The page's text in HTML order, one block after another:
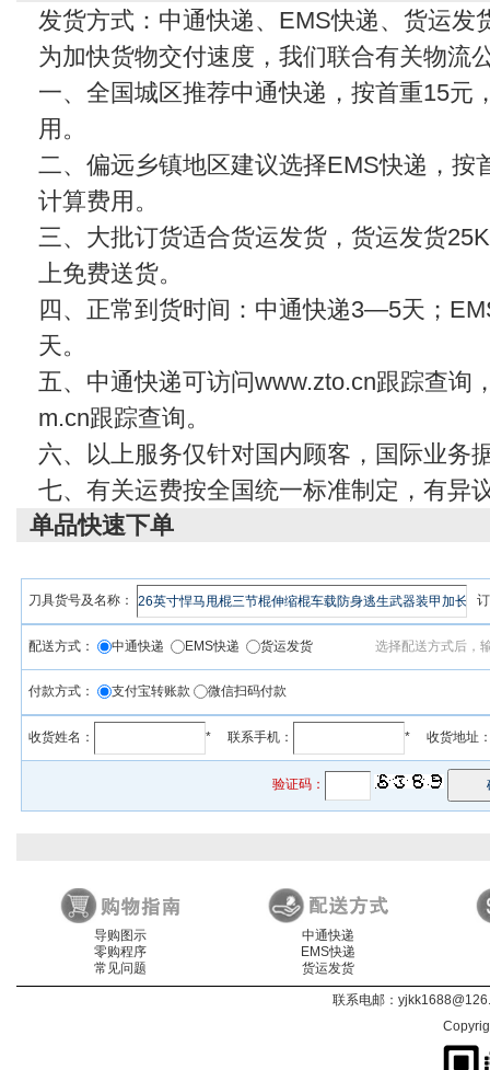
发货方式：中通快递、EMS快递、货运发
为加快货物交付速度，我们联合有关物流
一、全国城区推荐中通快递，按首重15元
用。
二、偏远乡镇地区建议选择EMS快递，按
计算费用。
三、大批订货适合货运发货，货运发货
上免费送货。
四、正常到货时间：中通快递3—5天；
天。
五、中通快递可访问www.zto.cn跟踪查询
m.cn跟踪查询。
六、以上服务仅针对国内顾客，国际业务
七、有关运费按全国统一标准制定，有异
单品快速下单
刀具货号及名称：
配送方式： 中通快递 EMS快递 货运发货 选择配送方式后，
付款方式： 支付宝转账款 微信扫码付款
收货姓名： * 联系手机： * 收货地址
验证码：
导购图示
零购程序
常见问题
中通快递
EMS快递
货运发货
联系电邮：